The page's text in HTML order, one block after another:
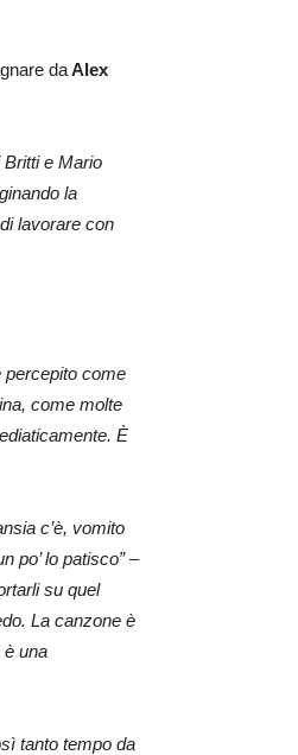
daAlex
Britti e Mario
la
lavorare con
percepito come
come molte
È
c’è, vomito
po’ lo patisco” –
su quel
La canzone è
è una
tanto tempo da